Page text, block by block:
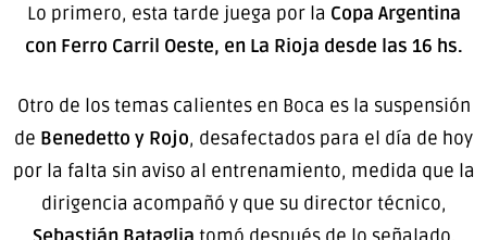
Lo primero, esta tarde juega por la Copa Argentina
con Ferro Carril Oeste, en La Rioja desde las 16 hs.
Otro de los temas calientes en Boca es la suspensión
de Benedetto y Rojo, desafectados para el día de hoy
por la falta sin aviso al entrenamiento, medida que la
dirigencia acompañó y que su director técnico,